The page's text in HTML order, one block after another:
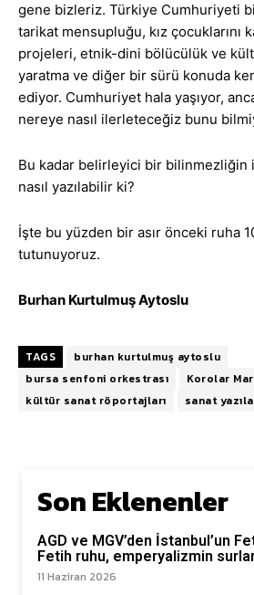
gene bizleriz. Türkiye Cumhuriyeti
tarikat mensupluğu, kız çocuklarını
projeleri, etnik-dini bölücülük ve
yaratma ve diğer bir sürü konuda
ediyor. Cumhuriyet hala yaşıyor,
nereye nasıl ilerleteceğiz bunu
Bu kadar belirleyici bir bilinmezliğin
nasıl yazılabilir ki?
İşte bu yüzden bir asır önceki ruha
tutunuyoruz.
Burhan Kurtulmuş Aytoslu
TAGS
burhan kurtulmuş aytoslu
bursa senfoni orkestrası
Korolar
kültür sanat röportajları
sanat
Son Eklenenler
AGD ve MGV’den İstanbul’un
Fetih ruhu, emperyalizmin
11 Haziran 2026